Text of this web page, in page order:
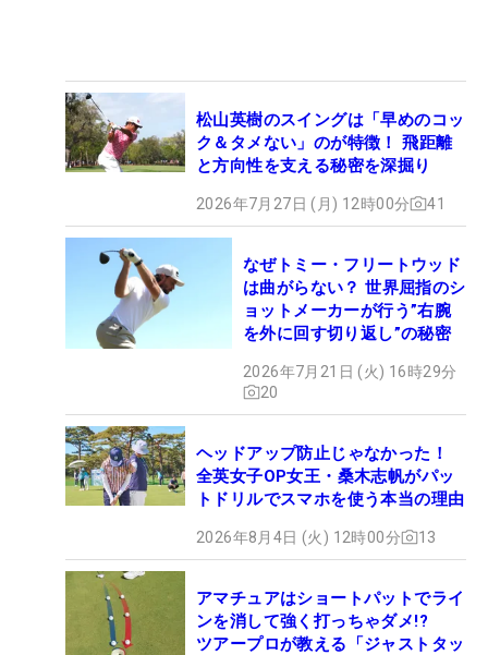
松山英樹のスイングは「早めのコッ
ク＆タメない」のが特徴！ 飛距離
と方向性を支える秘密を深掘り
2026年7月27日 (月) 12時00分 41
なぜトミー・フリートウッド
は曲がらない？ 世界屈指のシ
ョットメーカーが行う”右腕
を外に回す切り返し”の秘密
2026年7月21日 (火) 16時29分
20
ヘッドアップ防止じゃなかった！
全英女子OP女王・桑木志帆がパッ
トドリルでスマホを使う本当の理由
2026年8月4日 (火) 12時00分 13
アマチュアはショートパットでライ
ンを消して強く打っちゃダメ!?
ツアープロが教える「ジャストタッ